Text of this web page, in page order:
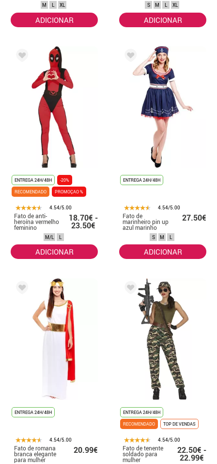
M L XL
ADICIONAR
S M L XL
ADICIONAR
ENTREGA 24H/48H
-20%
RECOMENDADO
PROMOÇAO %
4.54/5.00
Fato de anti-
heroína vermelho
feminino
18.70€ -
23.50€
M/L L
ADICIONAR
ENTREGA 24H/48H
4.54/5.00
Fato de
marinheiro pin up
azul marinho
para mulher
27.50€
S M L
ADICIONAR
ENTREGA 24H/48H
4.54/5.00
Fato de romana
branca elegante
para mulher
20.99€
ENTREGA 24H/48H
RECOMENDADO
TOP DE VENDAS
4.54/5.00
Fato de tenente
soldado para
mulher
22.50€ -
22.99€